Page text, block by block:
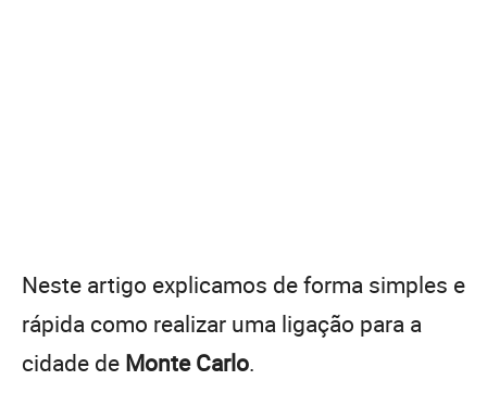
Neste artigo explicamos de forma simples e
rápida como realizar uma ligação para a
cidade de Monte Carlo.